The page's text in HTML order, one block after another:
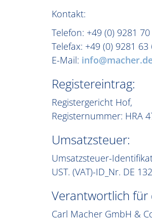
Kontakt:
Telefon: +49 (0) 9281
Telefax: +49 (0) 9281 63
E-Mail:
Registereintrag:
Registergericht Hof,
Registernummer: HRA
Umsatzsteuer:
Umsatzsteuer-
UST. (VAT)-ID_Nr. DE
Verantwortlich für
Carl Macher GmbH &